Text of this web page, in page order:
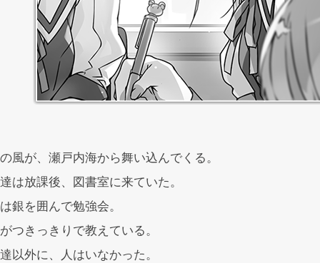
風が、瀬戸内海から舞い込んでくる。
は放課後、図書室に来ていた。
銀を囲んで勉強会。
つきっきりで教えている。
以外に、人はいなかった。